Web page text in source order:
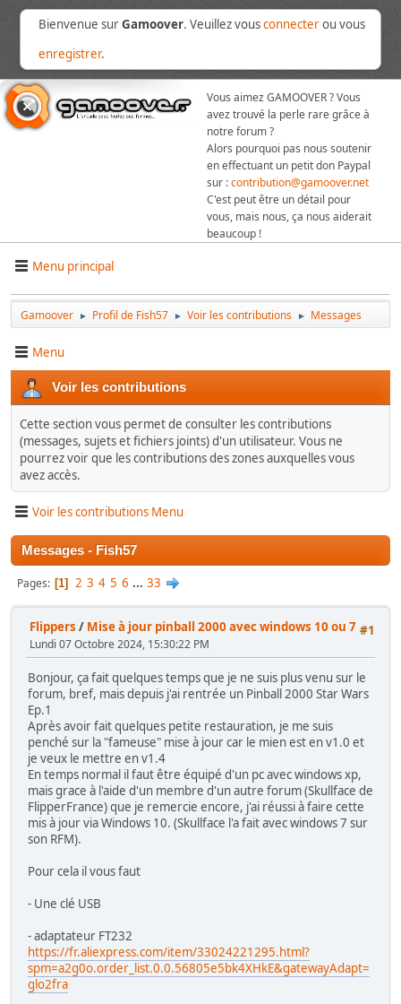
Bienvenue surGamoover. Veuillez vousconnecterou vous
enregistrer.
Vous aimez GAMOOVER ? Vous
avez trouvé la perle rare grâce à
notre forum ?
Alors pourquoi pas nous soutenir
en effectuant un petit don Paypal
sur :contribution@gamoover.net
C'est peut être un détail pour
vous, mais nous, ça nous aiderait
beaucoup !
Menu principal
Gamoover ► Profil de Fish57 ► Voir les contributions ► Messages
Menu
Voir les contributions
Cette section vous permet de consulter les contributions
(messages, sujets et fichiers joints) d'un utilisateur. Vous ne
pourrez voir que les contributions des zones auxquelles vous
avez accès.
Voir les contributions Menu
Messages - Fish57
Pages 1 2 3 4 5 6 ... 33
#1
Flippers / Mise à jour pinball 2000 avec windows 10 ou 7
Lundi 07 Octobre 2024, 15:30:22 PM
Bonjour, ça fait quelques temps que je ne suis plus venu sur le
forum, bref, mais depuis j'ai rentrée un Pinball 2000 Star Wars
Ep.1
Après avoir fait quelques petite restauration, je me suis
penché sur la "fameuse" mise à jour car le mien est en v1.0 et
je veux le mettre en v1.4
En temps normal il faut être équipé d'un pc avec windows xp,
mais grace à l'aide d'un membre d'un autre forum (Skullface de
FlipperFrance) que je remercie encore, j'ai réussi à faire cette
mis à jour via Windows 10. (Skullface l'a fait avec windows 7 sur
son RFM).
Pour cela il vous faut
- Une clé USB
- adaptateur FT232
https://fr.aliexpress.com/item/33024221295.html?
spm=a2g0o.order_list.0.0.56805e5bk4XHkE&gatewayAdapt=
glo2fra